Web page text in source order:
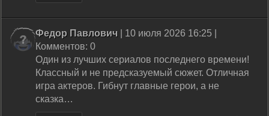
Федор Павлович | 10 июля 2026 16:25 |
Комментов: 0
Один из лучших сериалов последнего времени!
Классный и не предсказуемый сюжет. Отличная
игра актеров. Гибнут главные герои, а не
сказка…